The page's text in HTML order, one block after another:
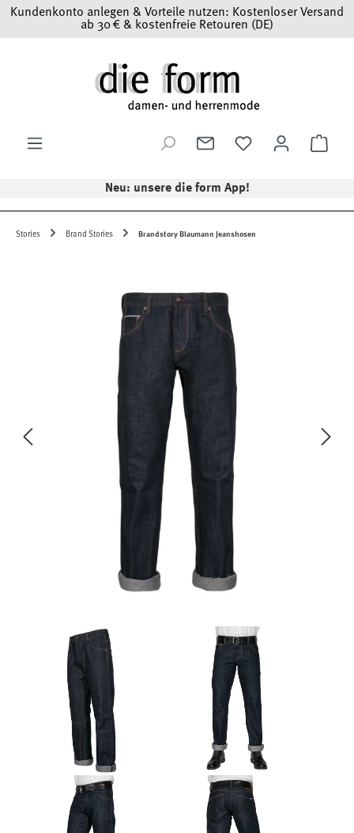
Zum Hauptinhalt springen
Kundenkonto anlegen & Vorteile nutzen: Kostenloser Versand
ab 30 € & kostenfreie Retouren (DE)
Neu: unsere die form App!
Stories Brand Stories Brandstory Blaumann Jeanshosen